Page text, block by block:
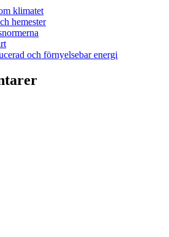
klimatet
hemester
och förnyelsebar energi